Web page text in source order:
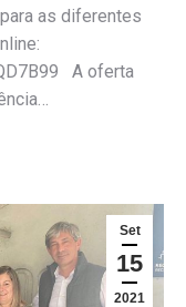
as diferentes
A oferta
Set
15
2021